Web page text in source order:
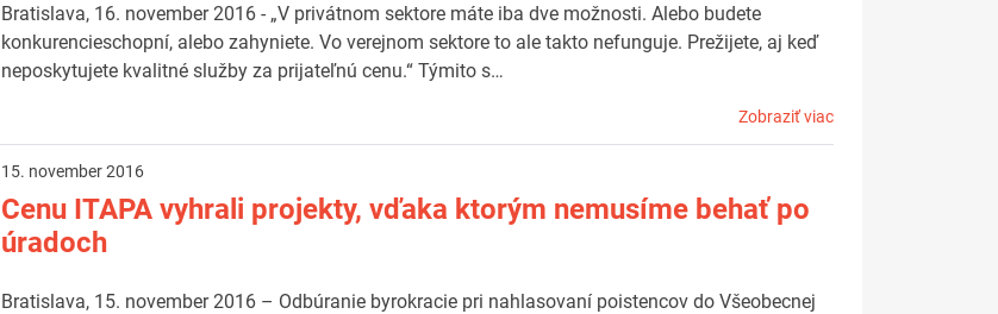
Bratislava, 16. november 2016 - „V privátnom sektore máte iba dve možnosti. Alebo budete
konkurencieschopní, alebo zahyniete. Vo verejnom sektore to ale takto nefunguje. Prežijete, aj keď
neposkytujete kvalitné služby za prijateľnú cenu.“ Týmito s…
Zobraziť viac
15. november 2016
Cenu ITAPA vyhrali projekty, vďaka ktorým nemusíme behať po
úradoch
Bratislava, 15. november 2016 – Odbúranie byrokracie pri nahlasovaní poistencov do Všeobecnej